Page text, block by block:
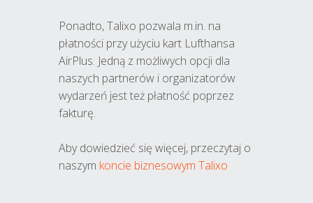
Ponadto, Talixo pozwala m.in. na
płatności przy użyciu kart Lufthansa
AirPlus. Jedną z możliwych opcji dla
naszych partnerów i organizatorów
wydarzeń jest też płatność poprzez
fakturę.
Aby dowiedzieć się więcej, przeczytaj o
naszym koncie biznesowym Talixo